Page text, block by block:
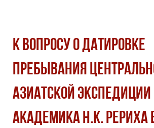
К ВОПРОСУ О ДАТИРОВКЕ
ПРЕБЫВАНИЯ
АЗИАТСКОЙ ЭКСПЕДИЦИИ
АКАДЕМИКА Н.К. РЕРИХА